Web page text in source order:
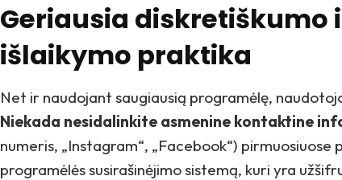
Geriausia diskretiškumo
išlaikymo praktika
Net ir naudojant saugiausią programėlę,
Niekada nesidalinkite asmenine kontaktine
numeris, „Instagram“, „Facebook“) pirmuosiuose
programėlės susirašinėjimo sistemą, kuri yra